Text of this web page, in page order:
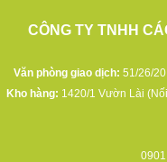
CÔNG TY TNHH
Văn phòng giao dịch: 51/26/
Kho hàng: 1420/1 Vườn Lài